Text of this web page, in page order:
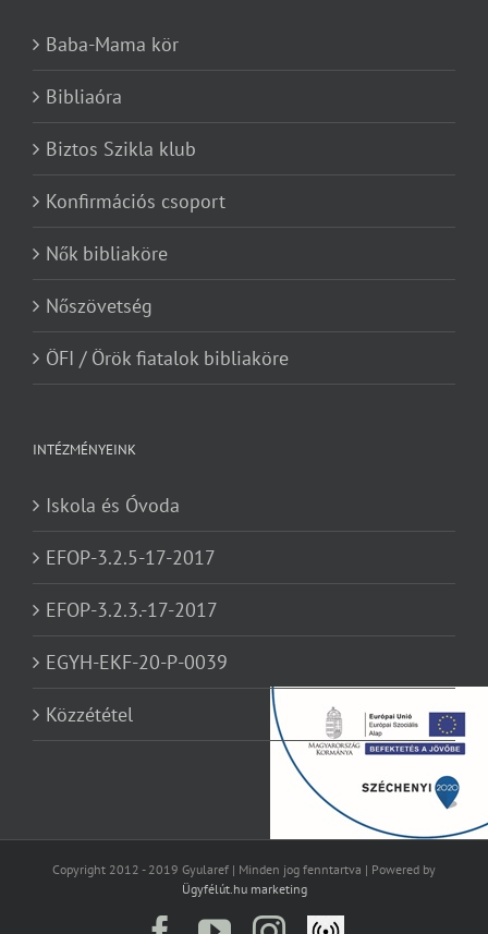
Baba-Mama kör
Bibliaóra
Biztos Szikla klub
Konfirmációs csoport
Nők bibliaköre
Nőszövetség
ÖFI / Örök fiatalok bibliaköre
INTÉZMÉNYEINK
Iskola és Óvoda
EFOP-3.2.5-17-2017
EFOP-3.2.3.-17-2017
EGYH-EKF-20-P-0039
Közzététel
Copyright 2012 - 2019 Gyularef | Minden jog fenntartva | Powered by
Ügyfélút.hu marketing